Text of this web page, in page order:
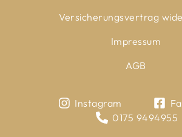
Versicherungsvertrag
Impressum
AGB
Instagram
0175 9494955